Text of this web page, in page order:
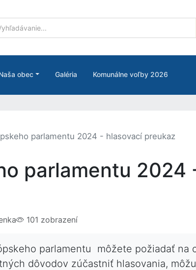
obec Galéria Komunálne voľby 2026
parlamentu 2024 - hlasovací preukaz
parlamentu 2024
101 zobrazení
parlamentu môžete požiadať na
dôvodov zúčastniť hlasovania,